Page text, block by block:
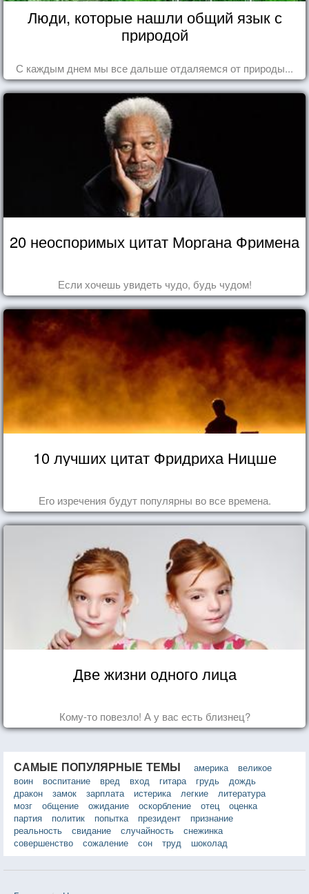
Люди, которые нашли общий язык с
природой
С каждым днем мы все дальше отдаляемся от природы...
20 неоспоримых цитат Моргана Фримена
Если хочешь увидеть чудо, будь чудом!
10 лучших цитат Фридриха Ницше
Его изречения будут популярны во все времена.
Две жизни одного лица
Кому-то повезло! А у вас есть близнец?
САМЫЕ ПОПУЛЯРНЫЕ ТЕМЫ америка
великое
воин
воспитание вред вход гитара грудь
дождь
дракон
замок зарплата истерика легкие
литература
мозг
общение ожидание оскорбление отец
оценка
партия
политик попытка президент
признание
реальность
свидание случайность
снежинка
совершенство
сожаление сон труд шоколад